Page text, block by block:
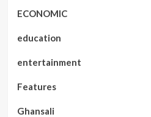
ECONOMIC
education
entertainment
Features
Ghansali